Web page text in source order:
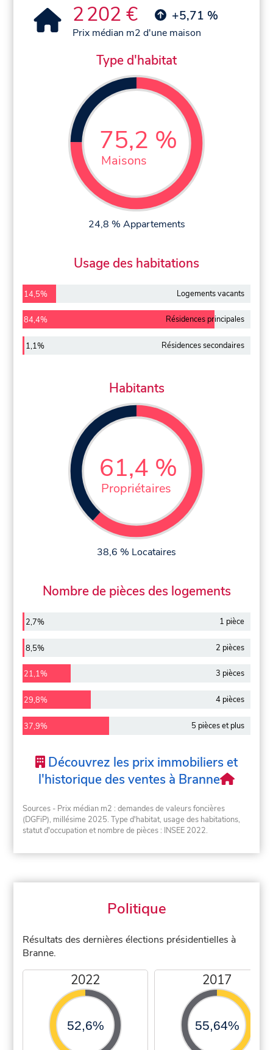
2 202 € +5,71 %
Prix médian m2 d'une maison
Type d'habitat
75,2 %
Maisons
24,8 % Appartements
Usage des habitations
14,5% Logements vacants
84,4% Résidences principales
1,1% Résidences secondaires
Habitants
61,4 %
Propriétaires
38,6 % Locataires
Nombre de pièces des logements
2,7% 1 pièce
8,5% 2 pièces
21,1% 3 pièces
29,8% 4 pièces
37,9% 5 pièces et plus
Découvrez les prix immobiliers et
l'historique des ventes à Branne
Sources - Prix médian m2 : demandes de valeurs foncières
(DGFiP), millésime 2025. Type d'habitat, usage des habitations,
statut d'occupation et nombre de pièces : INSEE 2022.
Politique
Résultats des dernières élections présidentielles à
Branne.
2022
52,6%
2017
55,64%